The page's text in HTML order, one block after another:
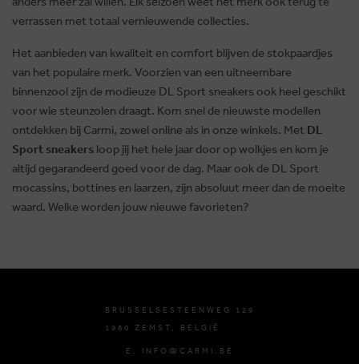
verrassen met totaal vernieuwende collecties.
Het aanbieden van kwaliteit en comfort blijven de stokpaardjes
van het populaire merk. Voorzien van een uitneembare
binnenzool zijn de modieuze DL Sport sneakers ook heel geschikt
voor wie steunzolen draagt. Kom snel de nieuwste modellen
ontdekken bij Carmi, zowel online als in onze winkels. Met DL
Sport sneakers loop jij het hele jaar door op wolkjes en kom je
altijd gegarandeerd goed voor de dag. Maar ook de DL Sport
mocassins, bottines en laarzen, zijn absoluut meer dan de moeite
waard. Welke worden jouw nieuwe favorieten?
BRUSSELSESTEENWEG 129
1980 ZEMST, BELGIË
E. INFO@CARMI.BE